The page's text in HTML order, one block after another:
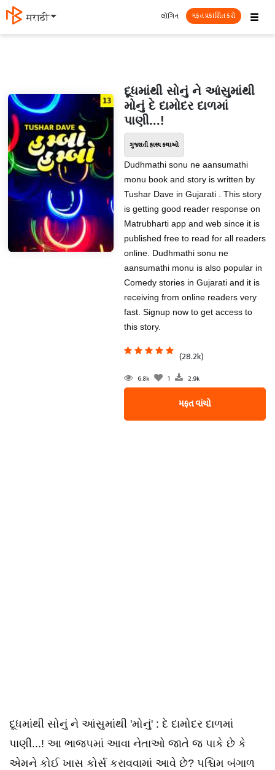
मराठी ☰
લૉગિન મફત પ્રકાશિત કરો
દૂધમાંથી સોનું ને આંસુમાંથી
મોનું દે દામોદર દાળમાં
પાણી...!
ગુજરાતી હાસ્ય કથાઓ
Dudhmathi sonu ne aansumathi
monu book and story is written by
Tushar Dave in Gujarati . This story
is getting good reader response on
Matrubharti app and web since it is
published free to read for all readers
online. Dudhmathi sonu ne
aansumathi monu is also popular in
Comedy stories in Gujarati and it is
receiving from online readers very
fast. Signup now to get access to
this story.
(28.2k)
6.8k 1 2.9k
મફત વાંચો
દૂધમાંથી સોનું ને આંસુમાંથી 'મોનું' : દે દામોદર દાળમાં
પાણી...! આ ભાજપમાં આવા નેતાઓ જાતે જ પાકે છે કે
એમને કોઈ ખાસ કોર્સ કરાવવામાં આવે છે? પશ્ચિમ બંગાળ